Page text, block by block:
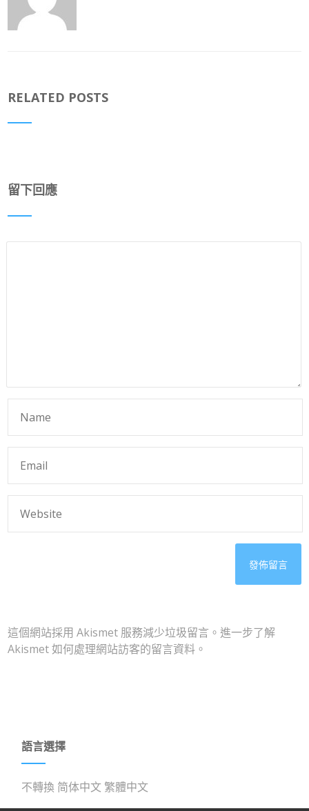
RELATED POSTS
留下回應
這個網站採用 Akismet 服務減少垃圾留言。進一步了解
Akismet 如何處理網站訪客的留言資料 。
語言選擇
不轉換 简体中文 繁體中文